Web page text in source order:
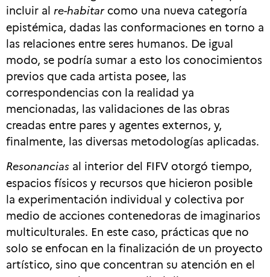
incluir al re-habitarcomo una nueva categoría
epistémica, dadas las conformaciones en torno a
las relaciones entre seres humanos. De igual
modo, se podría sumar a esto los conocimientos
previos que cada artista posee, las
correspondencias con la realidad ya
mencionadas, las validaciones de las obras
creadas entre pares y agentes externos, y,
finalmente, las diversas metodologías aplicadas.
Resonancias al interior del FIFV otorgó tiempo,
espacios físicos y recursos que hicieron posible
la experimentación individual y colectiva por
medio de acciones contenedoras de imaginarios
multiculturales. En este caso, prácticas que no
solo se enfocan en la finalización de un proyecto
artístico, sino que concentran su atención en el